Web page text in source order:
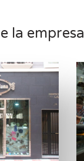
la empresa